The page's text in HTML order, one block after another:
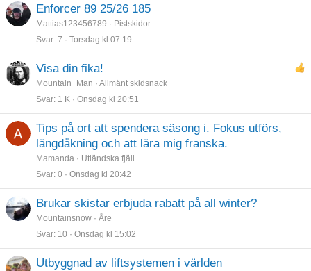
Enforcer 89 25/26 185
Mattias123456789
Pistskidor
Svar 7 Torsdag kl 07:19
Visa din fika!
Mountain_Man
Allmänt skidsnack
Svar 1 K Onsdag kl 20:51
Tips på ort att spendera säsong i. Fokus utförs,
längdåkning och att lära mig franska.
Mamanda
Utländska fjäll
Svar 0 Onsdag kl 20:42
Brukar skistar erbjuda rabatt på all winter?
Mountainsnow
Åre
Svar 10 Onsdag kl 15:02
Utbyggnad av liftsystemen i världen